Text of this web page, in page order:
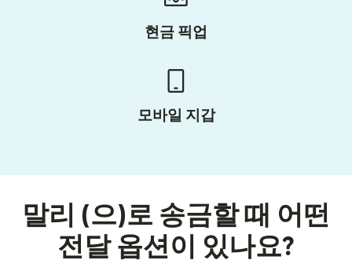
현금 픽업
모바일 지갑
말리 (으)로 송금할 때 어떤
전달 옵션이 있나요?